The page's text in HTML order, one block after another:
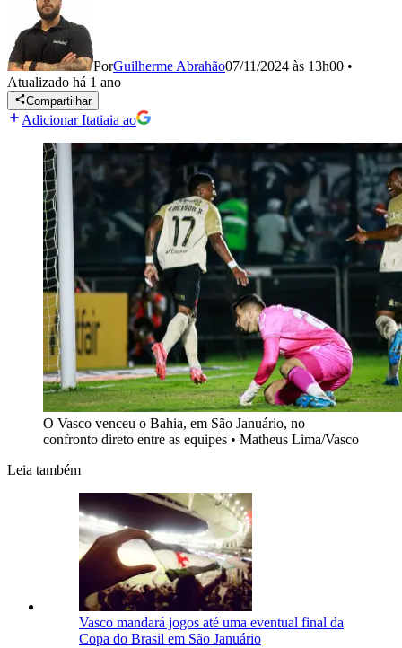
PorGuilherme Abrahão07/11/2024 às 13h00 •
Atualizado há 1 ano
Compartilhar
Adicionar Itatiaia ao
O Vasco venceu o Bahia, em São Januário, no
confronto direto entre as equipes • Matheus Lima/Vasco
Leia também
Vasco mandará jogos até uma eventual final da
Copa do Brasil em São Januário